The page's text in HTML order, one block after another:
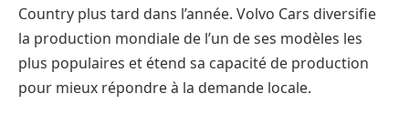
Country plus tard dans l’année. Volvo Cars diversifie
la production mondiale de l’un de ses modèles les
plus populaires et étend sa capacité de production
pour mieux répondre à la demande locale.